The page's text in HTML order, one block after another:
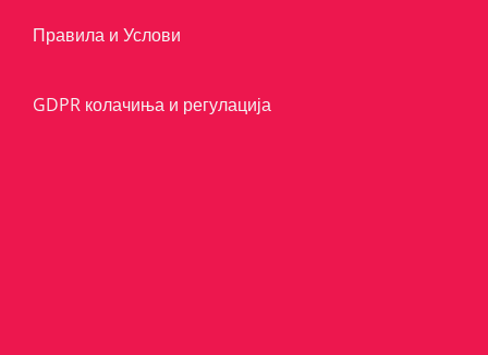
Правила и Услови
GDPR колачиња и регулација